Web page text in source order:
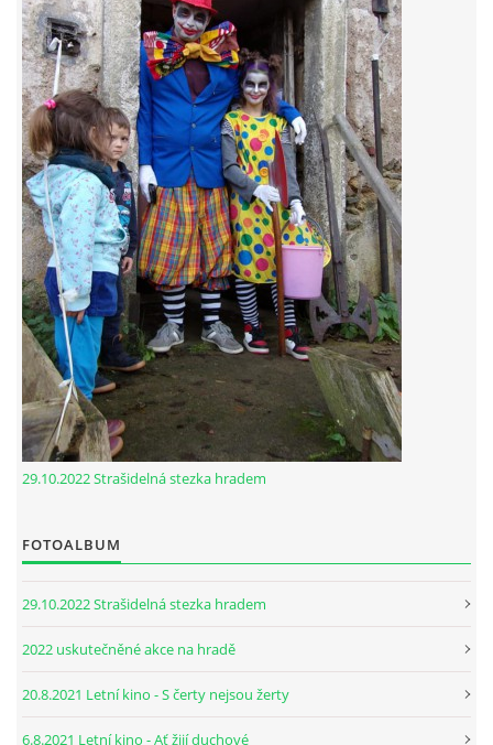
29.10.2022 Strašidelná stezka hradem
FOTOALBUM
29.10.2022 Strašidelná stezka hradem
2022 uskutečněné akce na hradě
20.8.2021 Letní kino - S čerty nejsou žerty
6.8.2021 Letní kino - Ať žijí duchové